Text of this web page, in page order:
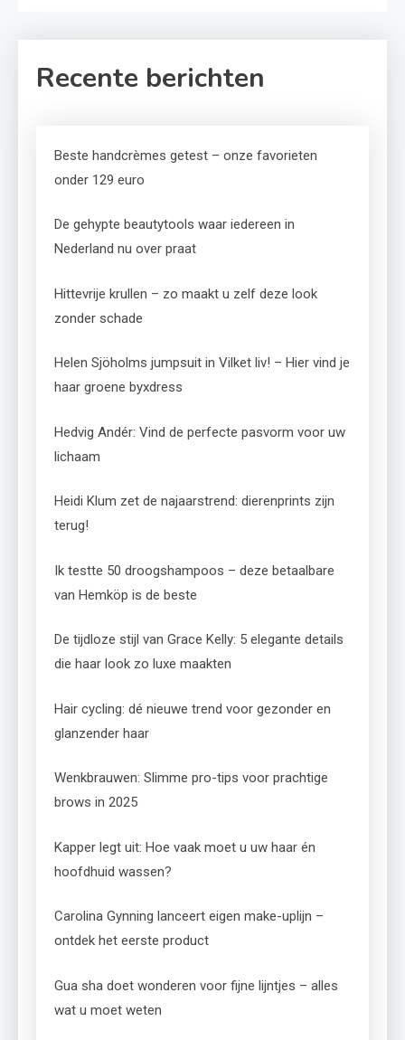
Recente berichten
Beste handcrèmes getest – onze favorieten
onder 129 euro
De gehypte beautytools waar iedereen in
Nederland nu over praat
Hittevrije krullen – zo maakt u zelf deze look
zonder schade
Helen Sjöholms jumpsuit in Vilket liv! – Hier vind je
haar groene byxdress
Hedvig Andér: Vind de perfecte pasvorm voor uw
lichaam
Heidi Klum zet de najaarstrend: dierenprints zijn
terug!
Ik testte 50 droogshampoos – deze betaalbare
van Hemköp is de beste
De tijdloze stijl van Grace Kelly: 5 elegante details
die haar look zo luxe maakten
Hair cycling: dé nieuwe trend voor gezonder en
glanzender haar
Wenkbrauwen: Slimme pro-tips voor prachtige
brows in 2025
Kapper legt uit: Hoe vaak moet u uw haar én
hoofdhuid wassen?
Carolina Gynning lanceert eigen make-uplijn –
ontdek het eerste product
Gua sha doet wonderen voor fijne lijntjes – alles
wat u moet weten